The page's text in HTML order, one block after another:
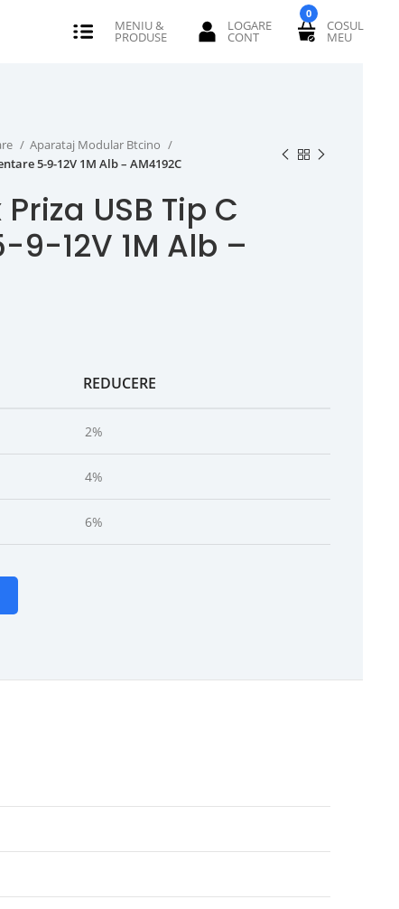
0
Aparataj Modular Btcino
5-9-12V 1M Alb – AM4192C
USB Tip C
12V 1M Alb –
REDUCERE
2%
4%
6%